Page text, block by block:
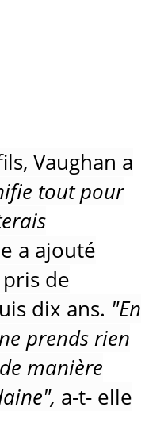
Vaughan a
tout pour
a ajouté
de
dix ans. "En
prends rien
manière
a-t- elle